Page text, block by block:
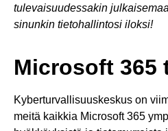
tulevaisuudessakin
sinunkin tietohallintosi iloksi!
Microsoft 365
Kyberturvallisuuskeskus on
meitä kaikkia Microsoft 365